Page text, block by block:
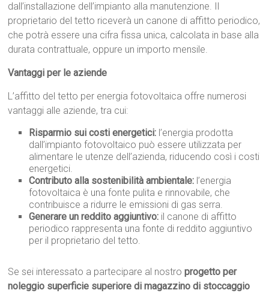
dall’installazione dell’impianto alla manutenzione. Il
proprietario del tetto riceverà un canone di affitto periodico,
che potrà essere una cifra fissa unica, calcolata in base alla
durata contrattuale, oppure un importo mensile.
Vantaggi per le aziende
L’affitto del tetto per energia fotovoltaica offre numerosi
vantaggi alle aziende, tra cui:
Risparmio sui costi energetici: l’energia prodotta
dall’impianto fotovoltaico può essere utilizzata per
alimentare le utenze dell’azienda, riducendo così i costi
energetici.
Contributo alla sostenibilità ambientale: l’energia
fotovoltaica è una fonte pulita e rinnovabile, che
contribuisce a ridurre le emissioni di gas serra.
Generare un reddito aggiuntivo: il canone di affitto
periodico rappresenta una fonte di reddito aggiuntivo
per il proprietario del tetto.
Se sei interessato a partecipare al nostroprogetto per
noleggio superficie superiore di magazzino di stoccaggio